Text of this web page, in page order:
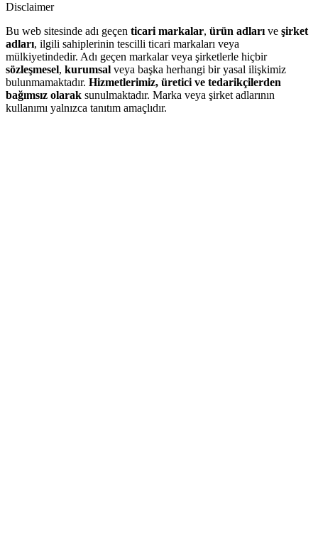
Disclaimer
Bu web sitesinde adı geçen ticari markalar, ürün adları ve şirket
adları, ilgili sahiplerinin tescilli ticari markaları veya
mülkiyetindedir. Adı geçen markalar veya şirketlerle hiçbir
sözleşmesel, kurumsal veya başka herhangi bir yasal ilişkimiz
bulunmamaktadır. Hizmetlerimiz, üretici ve tedarikçilerden
bağımsız olarak sunulmaktadır. Marka veya şirket adlarının
kullanımı yalnızca tanıtım amaçlıdır.